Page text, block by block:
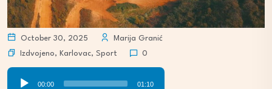
October 30, 2025
Marija Granić
Izdvojeno, Karlovac, Sport 0
00:00 01:10